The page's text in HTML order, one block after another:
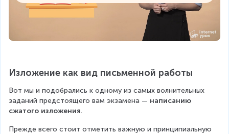
Изложение как вид письменной работы
Вот мы и подобрались к одному из самых волнительных
заданий предстоящего вам экзамена — написанию
сжатого изложения.
Прежде всего стоит отметить важную и принципиальную